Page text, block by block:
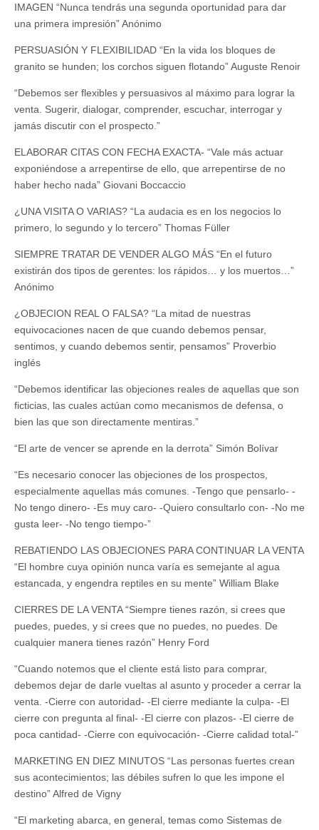
IMAGEN “Nunca tendrás una segunda oportunidad para dar
una primera impresión” Anónimo
PERSUASIÓN Y FLEXIBILIDAD “En la vida los bloques de
granito se hunden; los corchos siguen flotando” Auguste Renoir
“Debemos ser flexibles y persuasivos al máximo para lograr la
venta. Sugerir, dialogar, comprender, escuchar, interrogar y
jamás discutir con el prospecto.”
ELABORAR CITAS CON FECHA EXACTA- “Vale más actuar
exponiéndose a arrepentirse de ello, que arrepentirse de no
haber hecho nada” Giovani Boccaccio
¿UNA VISITA O VARIAS? “La audacia es en los negocios lo
primero, lo segundo y lo tercero” Thomas Füller
SIEMPRE TRATAR DE VENDER ALGO MÁS “En el futuro
existirán dos tipos de gerentes: los rápidos… y los muertos…”
Anónimo
¿OBJECION REAL O FALSA? “La mitad de nuestras
equivocaciones nacen de que cuando debemos pensar,
sentimos, y cuando debemos sentir, pensamos” Proverbio
inglés
“Debemos identificar las objeciones reales de aquellas que son
ficticias, las cuales actúan como mecanismos de defensa, o
bien las que son directamente mentiras.”
“El arte de vencer se aprende en la derrota” Simón Bolívar
“Es necesario conocer las objeciones de los prospectos,
especialmente aquellas más comunes. -Tengo que pensarlo- -
No tengo dinero- -Es muy caro- -Quiero consultarlo con- -No me
gusta leer- -No tengo tiempo-”
REBATIENDO LAS OBJECIONES PARA CONTINUAR LA VENTA
“El hombre cuya opinión nunca varía es semejante al agua
estancada, y engendra reptiles en su mente” William Blake
CIERRES DE LA VENTA “Siempre tienes razón, si crees que
puedes, puedes, y si crees que no puedes, no puedes. De
cualquier manera tienes razón” Henry Ford
“Cuando notemos que el cliente está listo para comprar,
debemos dejar de darle vueltas al asunto y proceder a cerrar la
venta. -Cierre con autoridad- -El cierre mediante la culpa- -El
cierre con pregunta al final- -El cierre con plazos- -El cierre de
poca cantidad- -Cierre con equivocación- -Cierre calidad total-”
MARKETING EN DIEZ MINUTOS “Las personas fuertes crean
sus acontecimientos; las débiles sufren lo que les impone el
destino” Alfred de Vigny
“El marketing abarca, en general, temas como Sistemas de